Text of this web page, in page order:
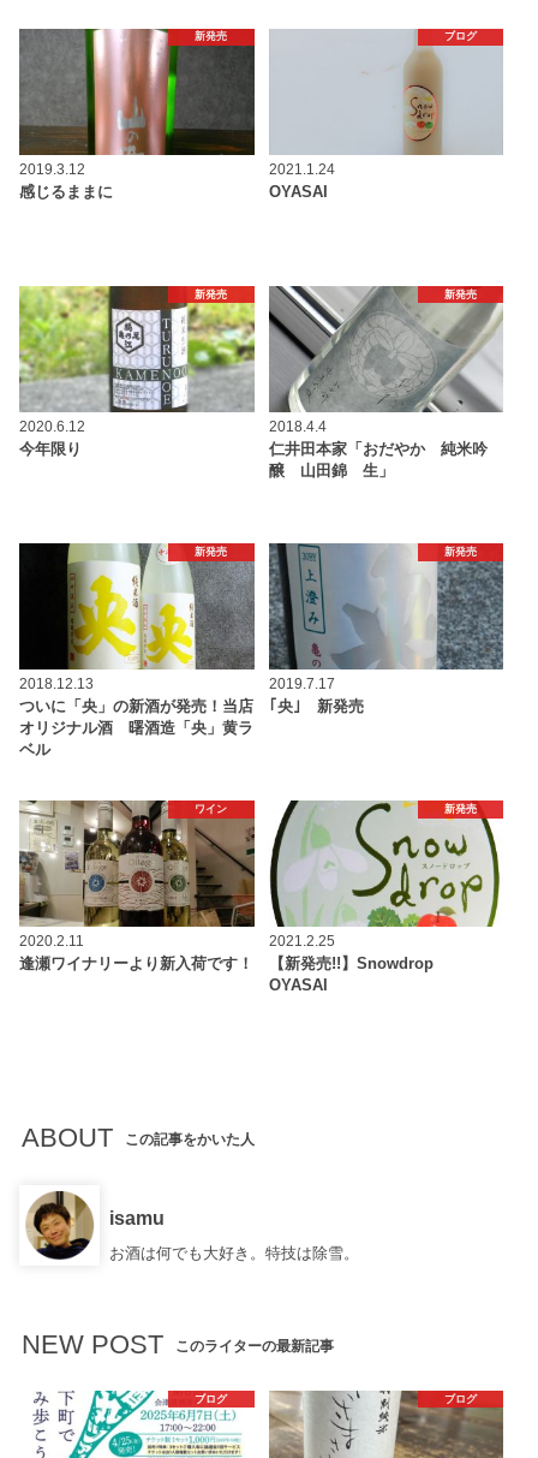
新発売
2019.3.12
感じるままに
ブログ
2021.1.24
OYASAI
新発売
2020.6.12
今年限り
新発売
2018.4.4
仁井田本家「おだやか 純米吟
醸 山田錦 生」
新発売
2018.12.13
ついに「央」の新酒が発売！当店
オリジナル酒 曙酒造「央」黄ラ
ベル
新発売
2019.7.17
｢央｣ 新発売
ワイン
2020.2.11
逢瀬ワイナリーより新入荷です！
新発売
2021.2.25
【新発売!!】Snowdrop
OYASAI
ABOUT この記事をかいた人
isamu
お酒は何でも大好き。特技は除雪。
NEW POST このライターの最新記事
ブログ ブログ